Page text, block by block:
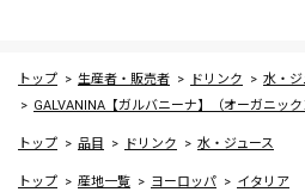
トップ 生産者・販売者 ドリンク
水・ジ
GALVANINA【ガルバニーナ】（オーガニック
トップ 品目 ドリンク 水・ジュース
トップ 産地一覧 ヨーロッパ イタリア